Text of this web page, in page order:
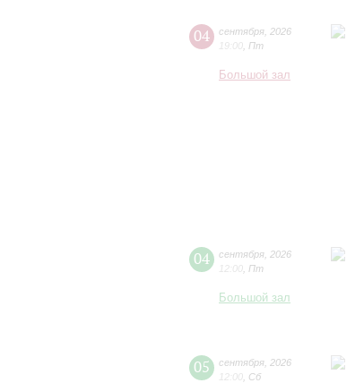
04 сентября 2026
19:00 Пт
Большой зал
04 сентября 2026
12:00 Пт
Большой зал
05 сентября 2026
12:00 Сб